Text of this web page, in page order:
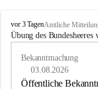
B
u
vor 3 TagenAmtliche
Übung des
Bekanntmachung
03.08.2026
Öffentliche